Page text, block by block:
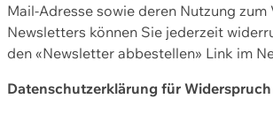
Mail-Adresse sowie deren Nutzung zum
Newsletters können Sie jederzeit
den «Newsletter abbestellen» Link im
Datenschutzerklärung für